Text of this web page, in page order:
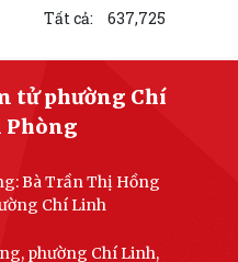
Tất cả: 637,725
tử phường Chí
Phòng
Bà Trần Thị Hồng
Chí Linh
phường Chí Linh,